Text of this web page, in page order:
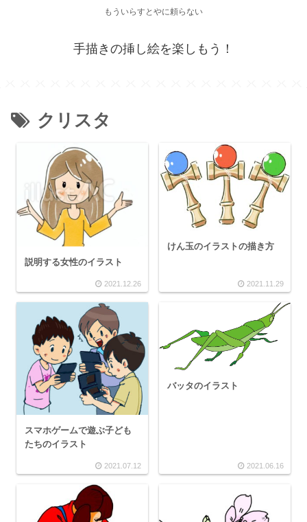
もういらすとやに頼らない
手描きの挿し絵を楽しもう！
クリスタ
説明する女性のイラスト
2021.12.26
けん玉のイラストの描き方
2021.11.29
スマホゲームで遊ぶ子ども
たちのイラスト
2021.07.12
バッタのイラスト
2021.06.16